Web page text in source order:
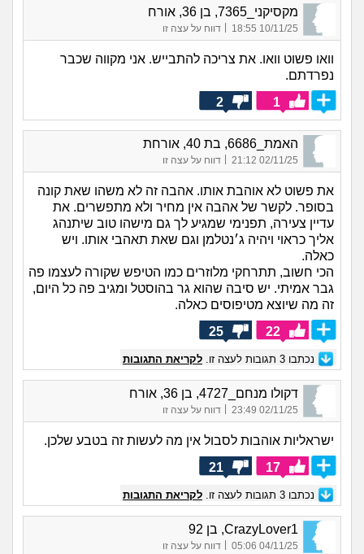
מקסיקני_7365, בן 36, אורח
10/11/25 18:55
| דווח על עצה זו
וואו פשוט וואו. את צריכה להתבייש. אני מקווה שכבר
נפרדתם.
1
2
האמת_6686, בת 40, אורחת
02/11/25 21:12
| דווח על עצה זו
את פשוט לא אוהבת אותו. אהבה זה לא משהו שאת קונה
בסופר. לקשר של אהבה אין מחיר ולא מתפשרים. את
עדיין צעירה, תפנימי שמגיע לך גם מישהו טוב שיתנהג
אליך כראוי ויהיה ג׳נטלמן וגם שאת תאהבי אותו. ויש
כאלה.
הכי חשוב, תתרחקי מלוזרים כמו הטיפש שקורה לעצמו פה
גבר אמיתי. יש סיבה שהוא גר בהוסטל ומגיב פה כל היום,
זה מה שיוצא מטיפוסים כאלה.
22
25
נכתבו 3 תגובות לעצה זו. לקריאת התגובות
דקולו מנחם_4727, בן 36, אורח
02/11/25 23:49 דווח על עצה זו
ישראליות אוהבות לסבול אין מה לעשות זה בטבע שלכן.
17
21
נכתבו 3 תגובות לעצה זו. לקריאת התגובות
CrazyLover1, בן 92
04/11/25 05:06 דווח על עצה זו